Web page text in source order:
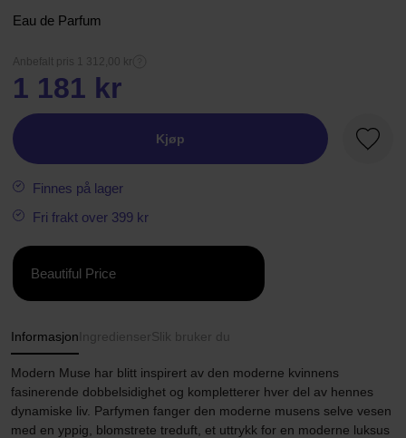
Eau de Parfum
Anbefalt pris 1 312,00 kr
1 181 kr
Kjøp
Finnes på lager
Fri frakt over 399 kr
Beautiful Price
Informasjon Ingredienser Slik bruker du
Modern Muse har blitt inspirert av den moderne kvinnens
fasinerende dobbelsidighet og kompletterer hver del av hennes
dynamiske liv. Parfymen fanger den moderne musens selve vesen
med en yppig, blomstrete treduft, et uttrykk for en moderne luksus